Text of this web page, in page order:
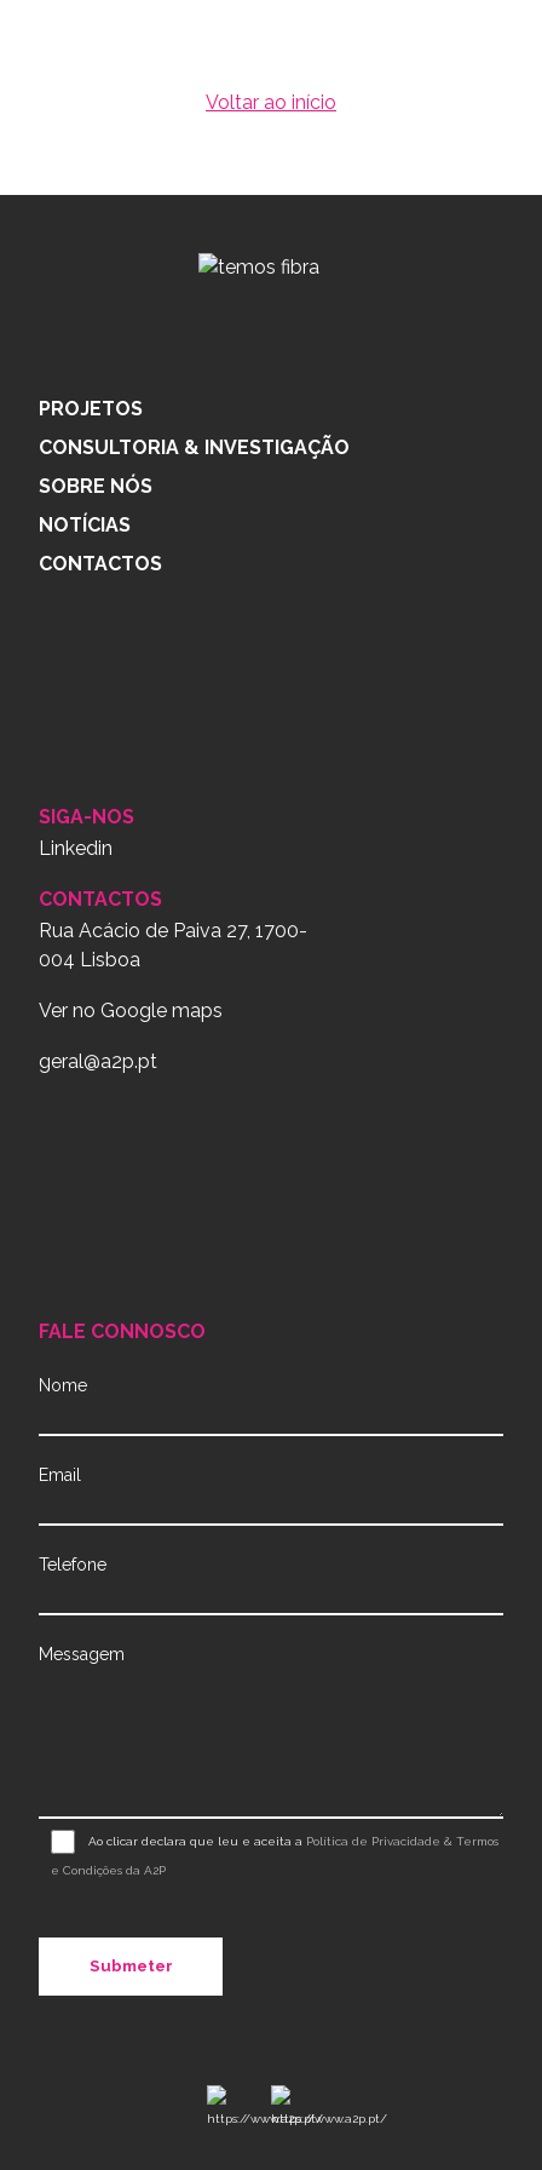
Voltar ao início
PROJETOS
CONSULTORIA & INVESTIGAÇÃO
SOBRE NÓS
NOTÍCIAS
CONTACTOS
SIGA-NOS
Linkedin
CONTACTOS
Rua Acácio de Paiva 27, 1700-
004 Lisboa
Ver no Google maps
geral@a2p.pt
FALE CONNOSCO
Nome
Email
Telefone
Messagem
Ao clicar declara que leu e aceita a Política de Privacidade & Termos
e Condições da A2P